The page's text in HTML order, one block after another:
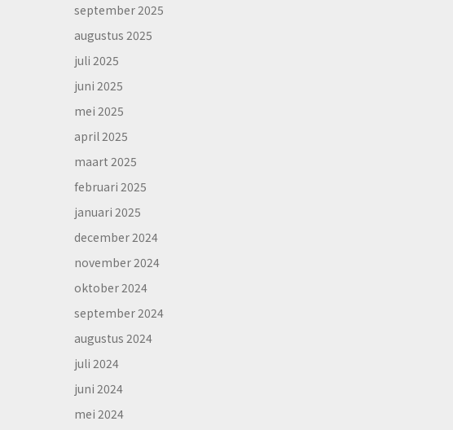
september 2025
augustus 2025
juli 2025
juni 2025
mei 2025
april 2025
maart 2025
februari 2025
januari 2025
december 2024
november 2024
oktober 2024
september 2024
augustus 2024
juli 2024
juni 2024
mei 2024